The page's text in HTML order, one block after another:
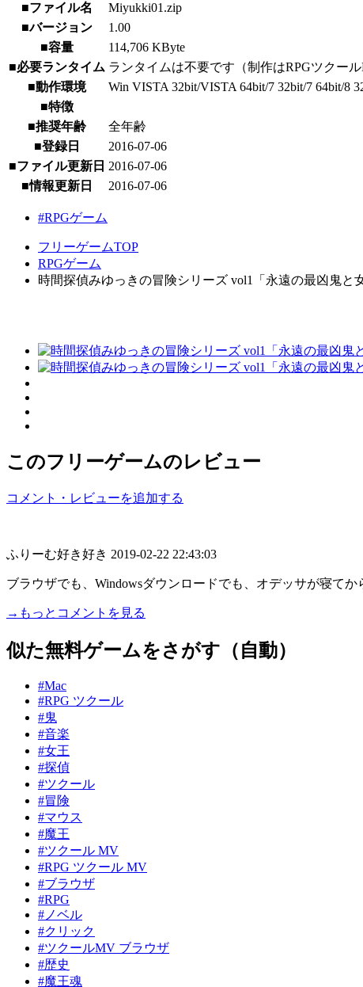
■ファイル名
Miyukki01.zip
■バージョン
1.00
■容量
114,706 KByte
■必要ランタイム ランタイムは不要です（制作はRPGツクール
■動作環境
Win VISTA 32bit/VISTA 64bit/7 32bit/7 64bit/8
■特徴
■推奨年齢
全年齢
■登録日
2016-07-06
■ファイル更新日 2016-07-06
■情報更新日
2016-07-06
#RPGゲーム
フリーゲームTOP
RPGゲーム
時間探偵みゆっきの冒険シリーズ vol1「永遠の最凶鬼と
このフリーゲームのレビュー
コメント・レビューを追加する
ふりーむ好き好き 2019-02-22 22:43:03
ブラウザでも、Windowsダウンロードでも、オデッサが寝てか
→もっとコメントを見る
似た無料ゲームをさがす（自動）
#Mac
#RPG ツクール
#鬼
#音楽
#女王
#探偵
#ツクール
#冒険
#マウス
#魔王
#ツクール MV
#RPG ツクール MV
#ブラウザ
#RPG
#ノベル
#クリック
#ツクールMV ブラウザ
#歴史
#魔王魂